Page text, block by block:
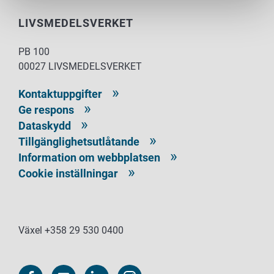
LIVSMEDELSVERKET
PB 100
00027 LIVSMEDELSVERKET
Kontaktuppgifter
Ge respons
Dataskydd
Tillgänglighetsutlåtande
Information om webbplatsen
Cookie inställningar
Växel +358 29 530 0400